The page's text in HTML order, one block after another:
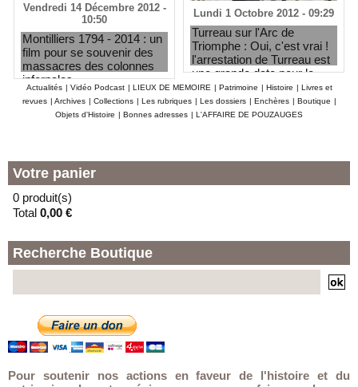
Vendredi 14 Décembre 2012 -
10:50
Montilliers 1794 - 2014 : un
film pour se souvenir des
massacres des colonnes
infernales
Lundi 1 Octobre 2012 - 09:29
Turreau sur l'Arc de
Triomphe : Oui, c'est vrai !
l'arrestation de Turreau est
une grande date pour le
Nouvel Obs.
Actualités | Vidéo Podcast | LIEUX DE MEMOIRE | Patrimoine | Histoire | Livres et
revues | Archives | Collections | Les rubriques | Les dossiers | Enchères | Boutique |
Objets d'Histoire | Bonnes adresses | L'AFFAIRE DE POUZAUGES
Votre panier
0 produit(s)
Total 0,00 €
Recherche Boutique
Pour soutenir nos actions en faveur de l'histoire et du